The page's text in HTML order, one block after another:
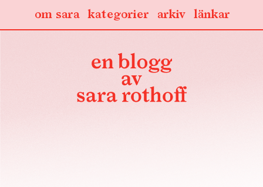
länkar
arkiv
kategorier
om sara